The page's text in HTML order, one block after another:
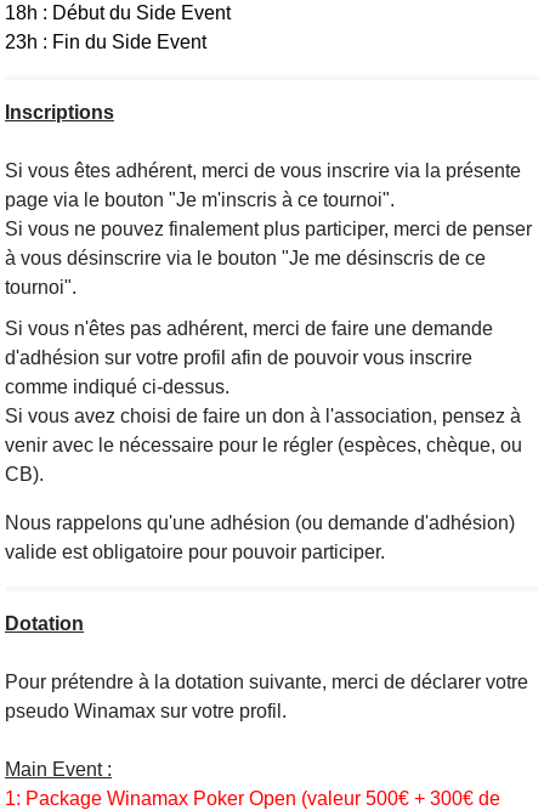
18h : Début du Side Event
23h : Fin du Side Event
Inscriptions
Si vous êtes adhérent, merci de vous inscrire via la présente
page via le bouton "Je m'inscris à ce tournoi".
Si vous ne pouvez finalement plus participer, merci de penser
à vous désinscrire via le bouton "Je me désinscris de ce
tournoi".
Si vous n'êtes pas adhérent, merci de faire une demande
d'adhésion sur votre profil afin de pouvoir vous inscrire
comme indiqué ci-dessus.
Si vous avez choisi de faire un don à l'association, pensez à
venir avec le nécessaire pour le régler (espèces, chèque, ou
CB).
Nous rappelons qu'une adhésion (ou demande d'adhésion)
valide est obligatoire pour pouvoir participer.
Dotation
Pour prétendre à la dotation suivante, merci de déclarer votre
pseudo Winamax sur votre profil.
Main Event :
1: Package Winamax Poker Open (valeur 500€ + 300€ de